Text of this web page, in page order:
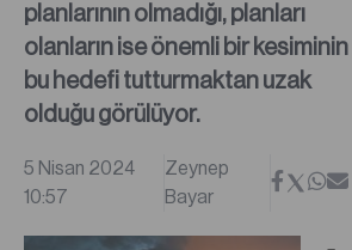
planlarının olmadığı, planları
olanların ise önemli bir kesiminin
bu hedefi tutturmaktan uzak
olduğu görülüyor.
5 Nisan 2024
10:57
Zeynep
Bayar